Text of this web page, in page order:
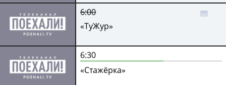
6:00
«ТуЖур»
6:30
«Стажёрка»